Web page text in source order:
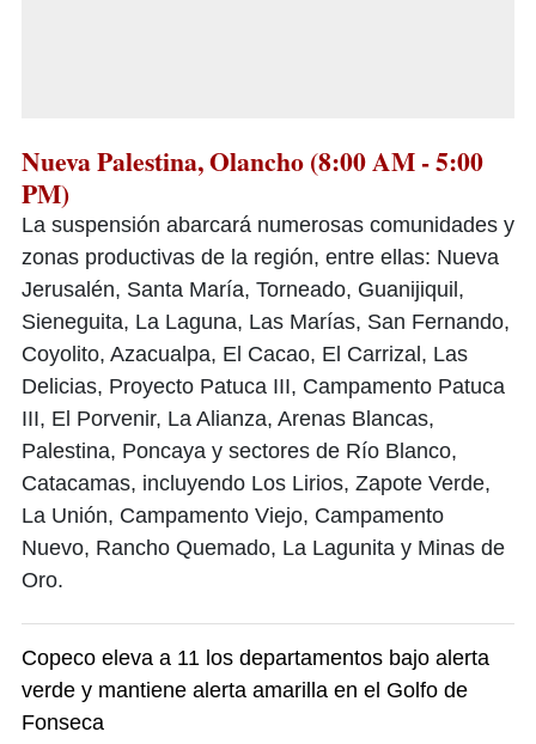
Nueva Palestina, Olancho (8:00 AM - 5:00
PM)
La suspensión abarcará numerosas comunidades y
zonas productivas de la región, entre ellas: Nueva
Jerusalén, Santa María, Torneado, Guanijiquil,
Sieneguita, La Laguna, Las Marías, San Fernando,
Coyolito, Azacualpa, El Cacao, El Carrizal, Las
Delicias, Proyecto Patuca III, Campamento Patuca
III, El Porvenir, La Alianza, Arenas Blancas,
Palestina, Poncaya y sectores de Río Blanco,
Catacamas, incluyendo Los Lirios, Zapote Verde,
La Unión, Campamento Viejo, Campamento
Nuevo, Rancho Quemado, La Lagunita y Minas de
Oro.
Copeco eleva a 11 los departamentos bajo alerta
verde y mantiene alerta amarilla en el Golfo de
Fonseca